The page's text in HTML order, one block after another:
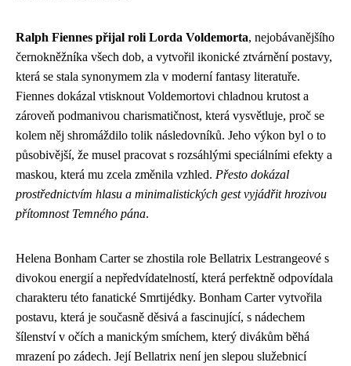
Ralph Fiennes přijal roli Lorda Voldemorta, nejobávanějšího
černokněžníka všech dob, a vytvořil ikonické ztvárnění postavy,
která se stala synonymem zla v moderní fantasy literatuře.
Fiennes dokázal vtisknout Voldemortovi chladnou krutost a
zároveň podmanivou charismatičnost, která vysvětluje, proč se
kolem něj shromáždilo tolik následovníků. Jeho výkon byl o to
působivější, že musel pracovat s rozsáhlými speciálními efekty a
maskou, která mu zcela změnila vzhled. Přesto dokázal
prostřednictvím hlasu a minimalistických gest vyjádřit hrozivou
přítomnost Temného pána.
Helena Bonham Carter se zhostila role Bellatrix Lestrangeové s
divokou energií a nepředvídatelností, která perfektně odpovídala
charakteru této fanatické Smrtijédky. Bonham Carter vytvořila
postavu, která je současně děsivá a fascinující, s nádechem
šílenství v očích a manickým smíchem, který divákům běhá
mrazení po zádech. Její Bellatrix není jen slepou služebnicí